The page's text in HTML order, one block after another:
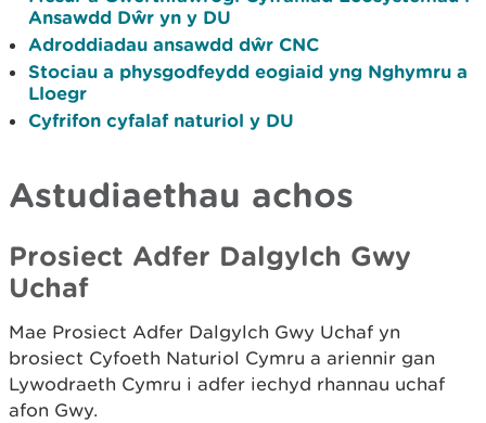
Ansawdd Dŵr yn y DU
Adroddiadau ansawdd dŵr CNC
Stociau a physgodfeydd eogiaid yng Nghymru a
Lloegr
Cyfrifon cyfalaf naturiol y DU
Astudiaethau achos
Prosiect Adfer Dalgylch Gwy
Uchaf
Mae Prosiect Adfer Dalgylch Gwy Uchaf yn
brosiect Cyfoeth Naturiol Cymru a ariennir gan
Lywodraeth Cymru i adfer iechyd rhannau uchaf
afon Gwy.